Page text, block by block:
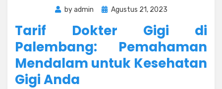
byadmin
Posted
Agustus 21, 2023
Tarif Dokter Gigi di
Palembang: Pemahaman
Mendalam untuk Kesehatan
Gigi Anda